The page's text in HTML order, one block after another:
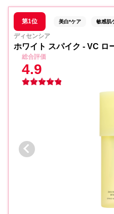
第1位 美白*ケア 敏感肌
ディセンシア
ホワイト スパイク - VC ロ
総合評価
4.9